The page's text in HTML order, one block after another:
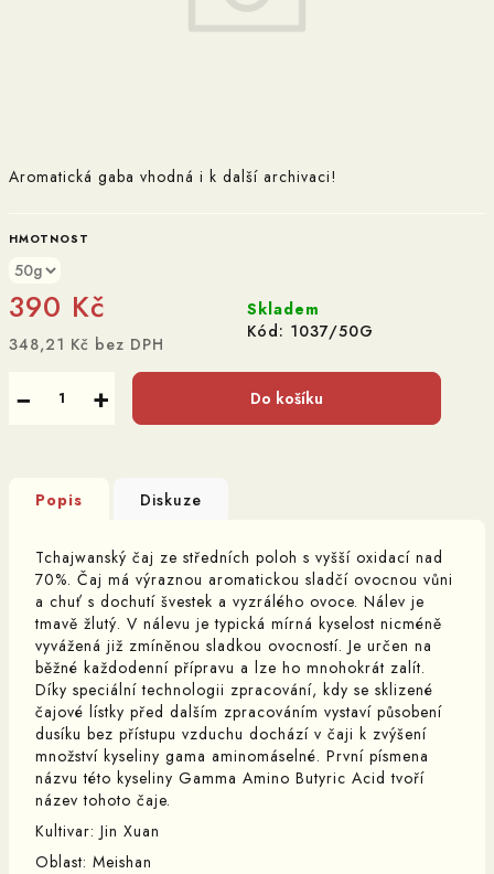
Aromatická gaba vhodná i k další archivaci!
HMOTNOST
390 Kč
348,21 Kč bez DPH
Skladem
Kód: 1037/50G
+
− Do košíku
Popis Diskuze
Tchajwanský čaj ze středních poloh s vyšší oxidací nad
70%. Čaj má výraznou aromatickou sladčí ovocnou vůni
a chuť s dochutí švestek a vyzrálého ovoce. Nálev je
tmavě žlutý. V nálevu je typická mírná kyselost nicméně
vyvážená již zmíněnou sladkou ovocností. Je určen na
běžné každodenní přípravu a lze ho mnohokrát zalít.
Díky speciální technologii zpracování, kdy se sklizené
čajové lístky před dalším zpracováním vystaví působení
dusíku bez přístupu vzduchu dochází v čaji k zvýšení
množství kyseliny gama aminomáselné. První písmena
názvu této kyseliny Gamma Amino Butyric Acid tvoří
název tohoto čaje.
Kultivar: Jin Xuan
Oblast: Meishan